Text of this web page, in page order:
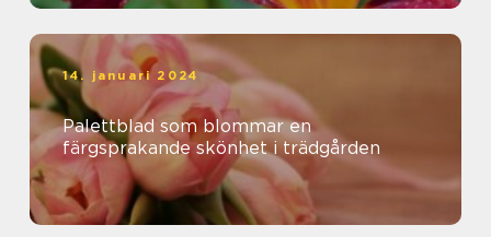
14. januari 2024
Palettblad som blommar en
färgsprakande skönhet i trädgården